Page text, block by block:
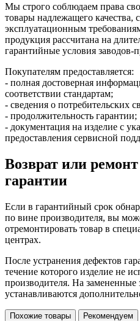
Мы строго соблюдаем права
товары надлежащего качества,
эксплуатационным
продукция рассчитана на
гарантийные условия заводов-
Покупателям предоставляется:
- полная достоверная
соответствии стандартам;
- сведения о потребительских
- продолжительность гарантии;
- документация на изделие с
предоставления сервисной
Возврат или
гарантии
Если в гарантийный срок
по вине производителя, вы
отремонтировать товар в
центрах.
После устранения дефектов
течение которого изделие не
производителя. На замененные
устанавливаются
Похожие товары
Рекомендуем